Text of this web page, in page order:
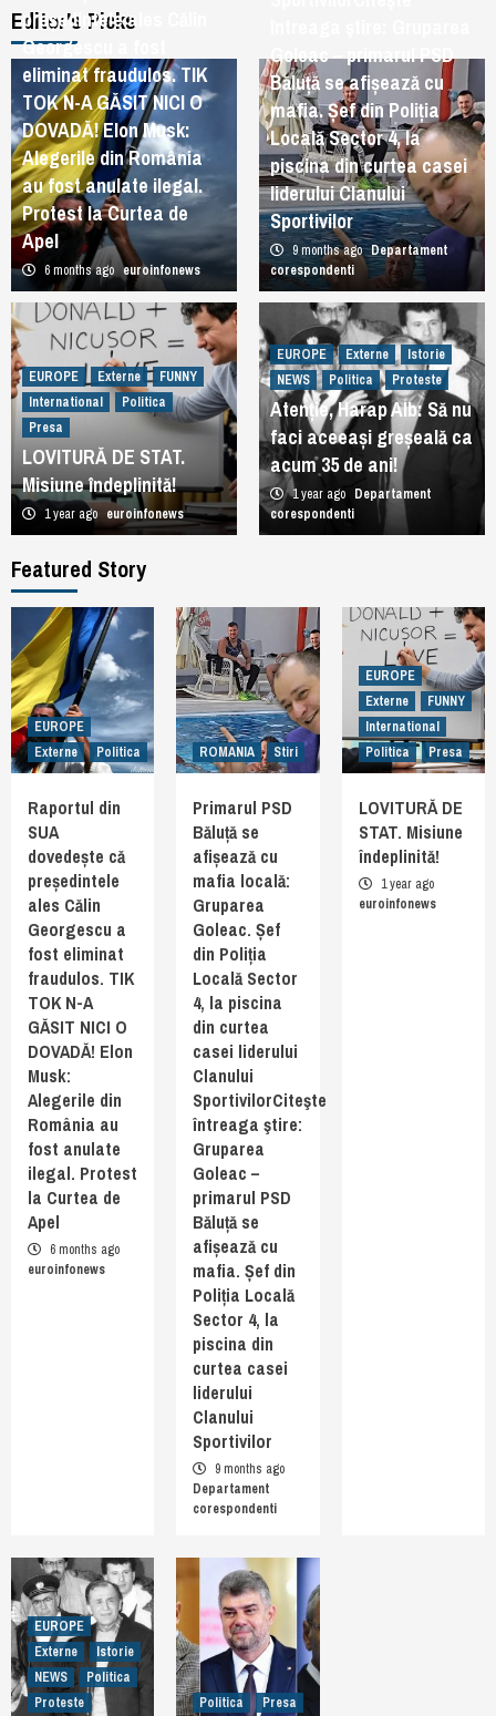
Editor's Picks
președintele ales Călin
Georgescu a fost
eliminat fraudulos. TIK
TOK N-A GĂSIT NICI O
DOVADĂ! Elon Musk:
Alegerile din România
au fost anulate ilegal.
Protest la Curtea de
Apel
6 months ago euroinfonews
Goleac – primarul PSD
Băluță se afișează cu
mafia. Șef din Poliția
Locală Sector 4, la
piscina din curtea casei
liderului Clanului
Sportivilor
9 months ago Departament
corespondenti
EUROPE Externe
FUNNY
International
Politica
Presa
LOVITURĂ DE STAT.
Misiune îndeplinită!
1 year ago euroinfonews
EUROPE Externe
Istorie
NEWS
Politica Proteste
Atenție, Harap Alb: Să nu
faci aceeași greșeală ca
acum 35 de ani!
1 year ago Departament
corespondenti
Featured Story
EUROPE
Externe
Politica
Raportul din
SUA
dovedește că
președintele
ales Călin
Georgescu a
fost eliminat
fraudulos. TIK
TOK N-A
GĂSIT NICI O
DOVADĂ! Elon
Musk:
Alegerile din
România au
fost anulate
ilegal. Protest
la Curtea de
Apel
6 months ago
euroinfonews
ROMANIA Stiri
Primarul PSD
Băluță se
afișează cu
mafia locală:
Gruparea
Goleac. Șef
din Poliția
Locală Sector
4, la piscina
din curtea
casei liderului
Clanului
SportivilorCiteşte
întreaga ştire:
Gruparea
Goleac –
primarul PSD
Băluță se
afișează cu
mafia. Șef din
Poliția Locală
Sector 4, la
piscina din
curtea casei
liderului
Clanului
Sportivilor
9 months ago
Departament
corespondenti
EUROPE
Externe
FUNNY
International
Politica
Presa
LOVITURĂ DE
STAT. Misiune
îndeplinită!
1 year ago
euroinfonews
EUROPE
Externe
Istorie
NEWS
Politica
Proteste
Politica Presa